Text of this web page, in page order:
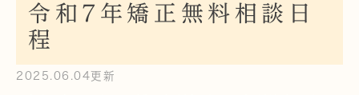
令和7年矯正無料相談日
程
2025.06.04更新